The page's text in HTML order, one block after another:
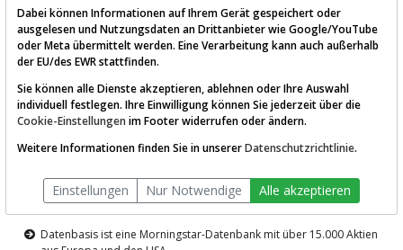
AKTIEN-TERMINAL
Die Aktienanalyse-Plattform von
TraderFox
Datenbasis ist eine Morningstar-Datenbank mit über 15.000 Aktien
Dabei können Informationen auf Ihrem Gerät gespeichert oder
ausgelesen und Nutzungsdaten an Drittanbieter wie Google/YouTube
oder Meta übermittelt werden. Eine Verarbeitung kann auch außerhalb
der EU/des EWR stattfinden.
Sie können alle Dienste akzeptieren, ablehnen oder Ihre Auswahl
individuell festlegen. Ihre Einwilligung können Sie jederzeit über die
Cookie-Einstellungen im Footer widerrufen oder ändern.
Weitere Informationen finden Sie in unsererDatenschutzrichtlinie.
Einstellungen Nur Notwendige Alle akzeptieren